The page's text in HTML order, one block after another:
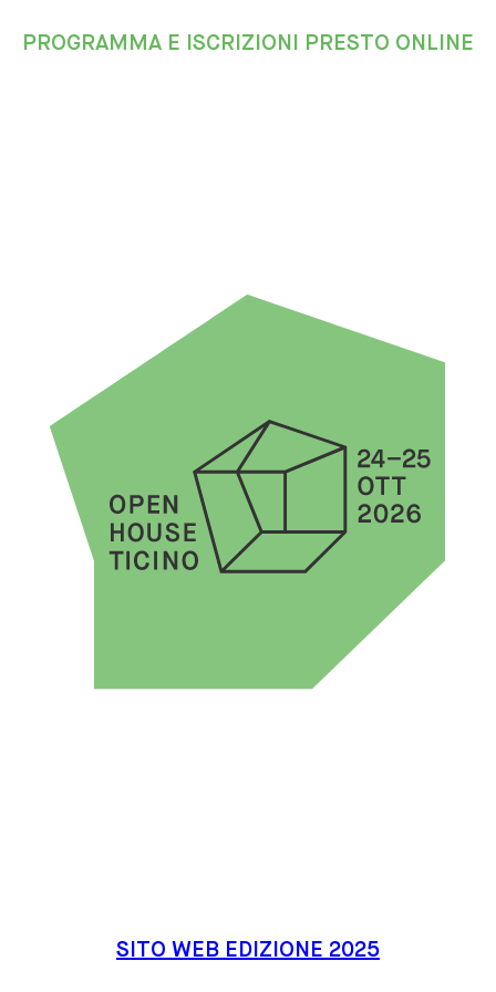
PROGRAMMA E ISCRIZIONI PRESTO ONLINE
SITO WEB EDIZIONE 2025